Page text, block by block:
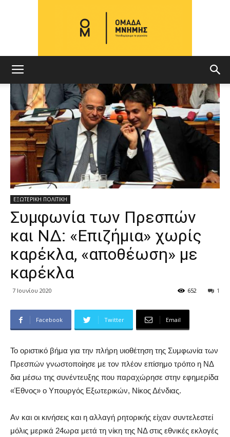
ΜΝΗΜΗΣ
ΕΞΩΤΕΡΙΚΗ ΠΟΛΙΤΙΚΗ
Συμφωνία των Πρεσπών
και ΝΔ: «Επιζήμια» χωρίς
καρέκλα, «αποθέωση» με
καρέκλα
7 Ιουνίου 2020 1
652
Facebook Twitter Email
Το οριστικό βήμα για την πλήρη υιοθέτηση της Συμφωνία των
Πρεσπών γνωστοποίησε με τον πλέον επίσημο τρόπο η ΝΔ
δια μέσω της συνέντευξης που παραχώρησε στην εφημερίδα
«Έθνος» ο Υπουργός Εξωτερικών, Νίκος Δένδιας.
Αν και οι κινήσεις και η αλλαγή ρητορικής είχαν συντελεστεί
μόλις μερικά 24ωρα μετά τη νίκη της ΝΔ στις εθνικές εκλογές